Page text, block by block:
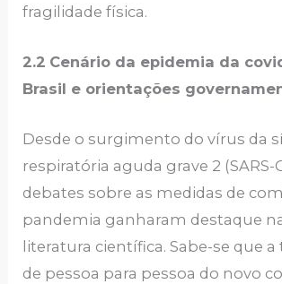
fragilidade física.
2.2 Cenário da epidemia da
Brasil e orientações
Desde o surgimento do vírus da
respiratória aguda grave 2 (SARS-
debates sobre as medidas de
pandemia ganharam destaque
literatura científica. Sabe-se que
de pessoa para pessoa do novo